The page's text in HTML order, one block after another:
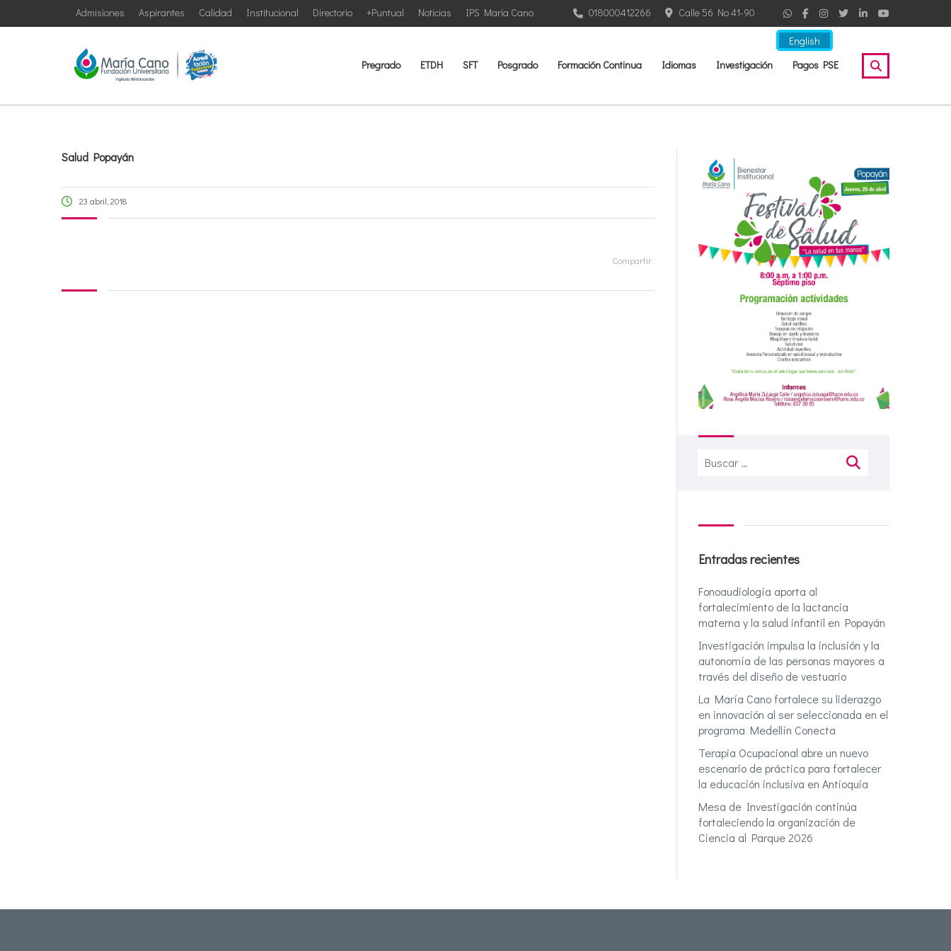
English
IPS María Cano
Noticias
+Puntual
Directorio
Institucional
Calidad
Aspirantes
Admisiones Calle 56 No 41-90
018000412266
Pregrado ETDH SFT Posgrado Formación Continua Idiomas Investigación Pagos PSE
Salud Popayán
23 abril, 2018
Compartir:
Buscar:
Entradas recientes
Fonoaudiología aporta al
fortalecimiento de la lactancia
materna y la salud infantil en Popayán
Investigación impulsa la inclusión y la
autonomía de las personas mayores a
través del diseño de vestuario
La María Cano fortalece su liderazgo
en innovación al ser seleccionada en el
programa Medellín Conecta
Terapia Ocupacional abre un nuevo
escenario de práctica para fortalecer
la educación inclusiva en Antioquia
Mesa de Investigación continúa
fortaleciendo la organización de
Ciencia al Parque 2026